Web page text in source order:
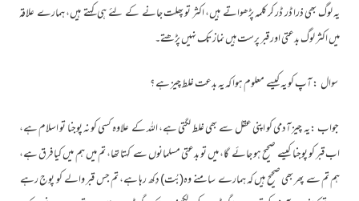
یہ لوگ بھی ذرا ڈر ڈر کر کلمہ پڑھواتے ہیں، اکثر تو پھلت جانے کے لئے ہی کہتے ہیں، ہمارے علاقہ
میں اکثر لوگ بدعتی اور قبر پرست ہیں نماز تک نہیں پڑھتے۔
سوال : آپ کو یہ کیسے معلوم ہوا کہ یہ بدعت غلط چیز ہے ؟
جواب :یہ چیز آدمی کو اپنی عقل سے بھی غلط لگتی ہے، اللہ کے علاوہ کسی کو نہ پوجنا تو اسلام ہے،
اب قبر کو پوجنا کیسے صحیح ہو جائے گا، میں تو بدعتی مسلمانوں سے کہتا تھا، تم میں ہم میں کیا فرق ہے،
ہم تم سے پھر بھی صحیح ہیں کہ ہمارے سامنے وہ(بُت) دِکھ رہا ہے، تم جس قبر والے کو پوج رہے